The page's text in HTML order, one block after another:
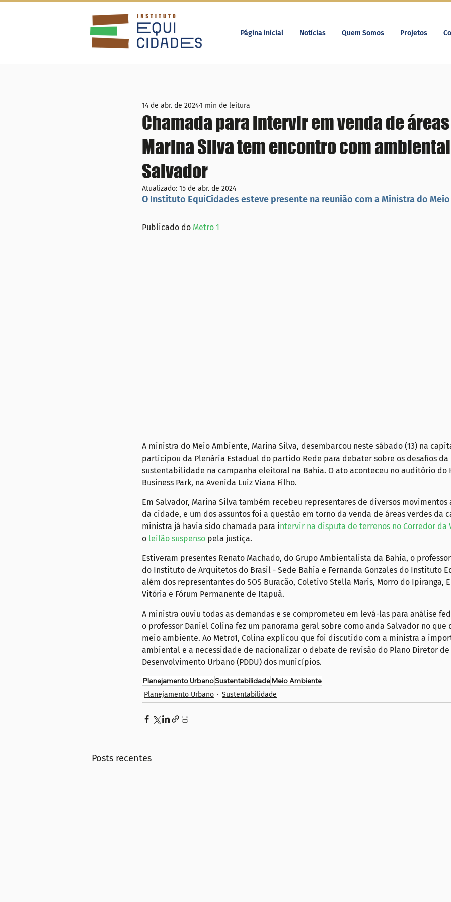
Página inicial Notícias Quem Somos Projetos
Chamada para intervir em venda de
Marina Silva tem encontro com
Salvador
14 de abr. de 20241 min de leitura
Atualizado: 15 de abr. de 2024
O Instituto EquiCidades esteve presente na reunião com a Ministra do
Publicado do Metro 1
A ministra do Meio Ambiente, Marina Silva, desembarcou neste sábado (13) na
participou da Plenária Estadual do partido Rede para debater sobre os desafios da
sustentabilidade na campanha eleitoral na Bahia. O ato aconteceu no auditório do
Business Park, na Avenida Luiz Viana Filho.
Em Salvador, Marina Silva também recebeu representares de diversos
da cidade, e um dos assuntos foi a questão em torno da venda de áreas verdes da
ministra já havia sido chamada para intervir na disputa de terrenos no Corredor da
o leilão suspenso pela justiça.
Estiveram presentes Renato Machado, do Grupo Ambientalista da Bahia, o
do Instituto de Arquitetos do Brasil - Sede Bahia e Fernanda Gonzales do Instituto
além dos representantes do SOS Buracão, Coletivo Stella Maris, Morro do Ipiranga,
Vitória e Fórum Permanente de Itapuã.
A ministra ouviu todas as demandas e se comprometeu em levá-las para análise
o professor Daniel Colina fez um panorama geral sobre como anda Salvador no que
meio ambiente. Ao Metro1, Colina explicou que foi discutido com a ministra a
ambiental e a necessidade de nacionalizar o debate de revisão do Plano Diretor de
Desenvolvimento Urbano (PDDU) dos municípios.
Planejamento UrbanoSustentabilidadeMeio Ambiente
Planejamento Urbano Sustentabilidade
Posts recentes